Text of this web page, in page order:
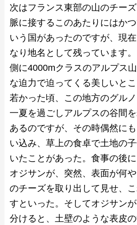
次はフランス東部の山のチー
脈に接するこのあたりにはか
いう国があったのですが、現
なり地名として残っています
側に4000mクラスのアルプス
な迫力で迫ってくる美しいと
若かった頃、この地方のグル
一夏を過ごしアルプスの谷間
あるのですが、その時偶然に
い込み、草上の食卓で土地の
いたことがあった。食事の後
オジサンが、突然、表面が何
のチーズを取り出して見せ、
すといった。そしてオジサン
分けると、土壁のような表皮